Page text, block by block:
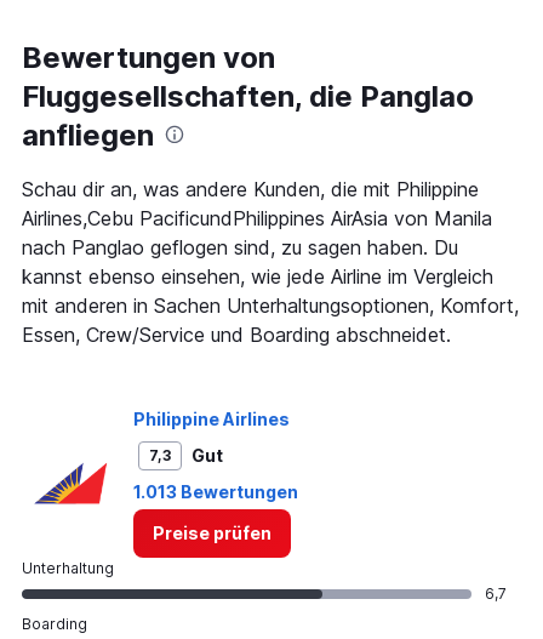
Alle
Zeiten
sind
Abflugzeiten..
Range:
categories.
The
chart
has
1
Y
axis
displaying
Bewertungen von
Fluggesellschaften, die Panglao
anfliegen
Schau dir an, was andere Kunden, die mit Philippine
Airlines,Cebu PacificundPhilippines AirAsia von Manila
nach Panglao geflogen sind, zu sagen haben. Du
kannst ebenso einsehen, wie jede Airline im Vergleich
mit anderen in Sachen Unterhaltungsoptionen, Komfort,
Essen, Crew/Service und Boarding abschneidet.
Philippine Airlines
7,3
Gut
1.013 Bewertungen
Preise prüfen
Unterhaltung
6,7
Boarding